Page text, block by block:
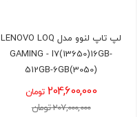
لپ تاپ لنوو مدل LENOVO LOQ
GAMING - I7(13650)16GB-
512GB-6GB(3050)
204,600,000 تومان
207,000,000 تومان